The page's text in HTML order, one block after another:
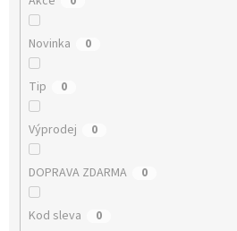
Novinka 0
Tip 0
Výprodej 0
DOPRAVA ZDARMA 0
Kod sleva 0